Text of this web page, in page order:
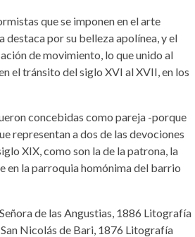
que se imponen en el arte
por su belleza apolínea, y el
de movimiento, lo que unido al
el tránsito del siglo XVI al XVII, en los
concebidas como pareja -porque
representan a dos de las devociones
XIX, como son la de la patrona, la
en la parroquia homónima del barrio